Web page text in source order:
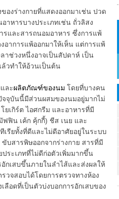
องร่างกายที่แสดงออกมาเช่น ปวด
าหารบางประเภทเช่น ถั่วลิสง
รและสารถนอมอาหาร ซึ่งการแพ้
อาการแพ้ออกมาให้เห็น แต่การแพ้
าช่วงหนึ่งอาจเป็นสัปดาห์ เป็น
ล้วทำให้อ้วนเป็นต้น
ละผลิตภัณฑ์ของนม โดยที่บางคน
จจุบันนี้มีส่วนผสมของนมอยู่มากไม่
เกิร์ต ไอศกรีม และอาหารที่มี
ฟิน เค้ก คุ้กกี้) ชีส เนย และ
รียทั้งที่ดีและไม่ดีอาศัยอยู่ในระบบ
บสารพิษออกจากร่างกาย สารที่มี
ประเภทที่ไม่ดีก่อตัวเพิ่มมากขึ้น
กเสบขึ้นภายในลำไส้และส่งผลให้
วจสอบได้โดยการตรวจทางห้อง
อดที่เป็นตัวบ่งบอกการอักเสบของ